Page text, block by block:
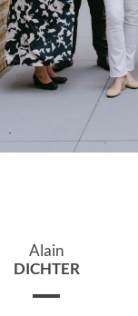
Alain
DICHTER